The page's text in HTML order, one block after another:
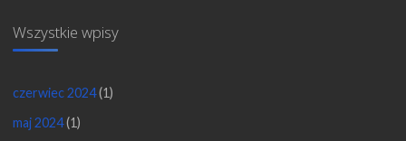
Wszystkie wpisy
czerwiec 2024(1)
maj 2024(1)